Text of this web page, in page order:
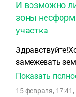
И возможно
зоны
участка
замежевать
территорию,
Показать
15 февраля, 17:41